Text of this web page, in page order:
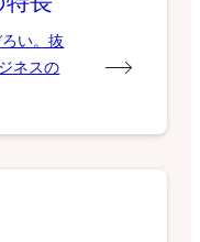
い。抜
ネスの